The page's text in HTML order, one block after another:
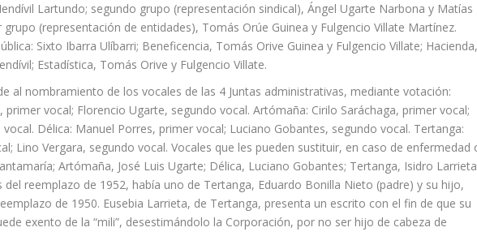
Lartundo; segundo grupo (representación sindical), Ángel Ugarte Narbona y Matías
(representación de entidades), Tomás Orúe Guinea y Fulgencio Villate Martínez.
Sixto Ibarra Ulíbarri; Beneficencia, Tomás Orive Guinea y Fulgencio Villate; Hacienda,
Estadística, Tomás Orive y Fulgencio Villate.
al nombramiento de los vocales de las 4 Juntas administrativas, mediante votación:
primer vocal; Florencio Ugarte, segundo vocal. Artómaña: Cirilo Saráchaga, primer vocal;
vocal. Délica: Manuel Porres, primer vocal; Luciano Gobantes, segundo vocal. Tertanga:
Lino Vergara, segundo vocal. Vocales que les pueden sustituir, en caso de enfermedad
Artómaña, José Luis Ugarte; Délica, Luciano Gobantes; Tertanga, Isidro
reemplazo de 1952, había uno de Tertanga, Eduardo Bonilla Nieto (padre) y su hijo,
de 1950. Eusebia Larrieta, de Tertanga, presenta un escrito con el fin de que su
exento de la “mili”, desestimándolo la Corporación, por no ser hijo de cabeza de